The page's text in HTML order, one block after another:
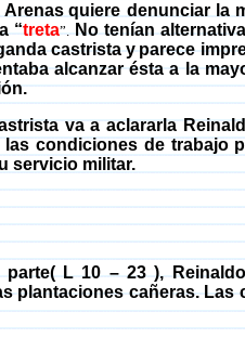
Arenas quiere denunciar la
“treta”.No tenían
castrista y parece
alcanzar ésta ala
va a aclararla
las condiciones de trabajo
servicio militar.
parte(L 10 – 23 ),
plantaciones cañeras.